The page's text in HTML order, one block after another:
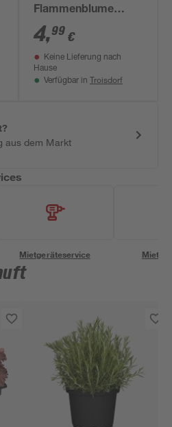
Flammenblume
verschiedene Farben
13 cm Topf
4,99 €
Keine Lieferung nach
Hause
Verfügbar in Troisdorf
aus dem Markt
Mietgeräteservice